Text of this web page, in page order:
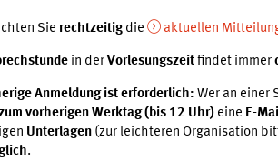
Sie rechtzeitigdie aktuellen
in derVorlesungszeitfindet immer
Anmeldung ist erforderlich: Wer an einer
vorherigen Werktag (bis 12 Uhr) eine E-
Unterlagen (zur leichteren Organisation
.